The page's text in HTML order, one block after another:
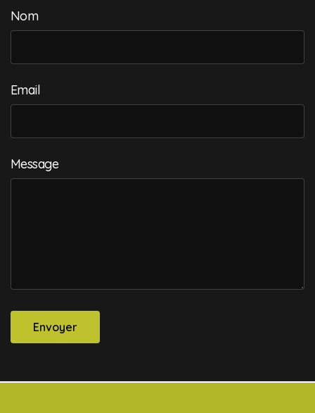
Nom
Email
Message
Envoyer